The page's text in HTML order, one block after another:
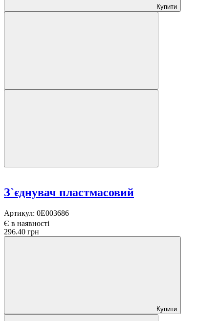
Купити
З`єднувач пластмасовий
Артикул: 0E003686
Є в наявності
296.40 грн
Купити